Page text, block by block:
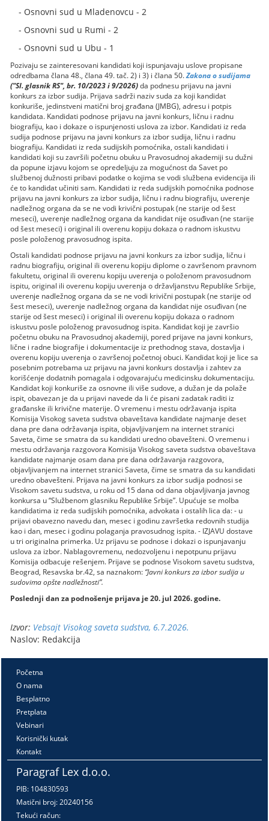
- Osnovni sud u Mladenovcu - 2
- Osnovni sud u Rumi - 2
- Osnovni sud u Ubu - 1
Pozivaju se zainteresovani kandidati koji ispunjavaju uslove propisane
odredbama člana 48., člana 49. tač. 2) i 3) i člana 50.Zakona o sudijama
("Sl. glasnik RS", br. 10/2023 i 9/2026)da podnesu prijavu na javni
konkurs za izbor sudija. Prijava sadrži naziv suda za koji kandidat
konkuriše, jedinstveni matični broj građana (JMBG), adresu i potpis
kandidata. Kandidati podnose prijavu na javni konkurs, ličnu i radnu
biografiju, kao i dokaze o ispunjenosti uslova za izbor. Kandidati iz reda
sudija podnose prijavu na javni konkurs za izbor sudija, ličnu i radnu
biografiju. Kandidati iz reda sudijskih pomoćnika, ostali kandidati i
kandidati koji su završili početnu obuku u Pravosudnoj akademiji su dužni
da popune izjavu kojom se opredeljuju za mogućnost da Savet po
službenoj dužnosti pribavi podatke o kojima se vodi službena evidencija ili
će to kandidat učiniti sam. Kandidati iz reda sudijskih pomoćnika podnose
prijavu na javni konkurs za izbor sudija, ličnu i radnu biografiju, uverenje
nadležnog organa da se ne vodi krivični postupak (ne starije od šest
meseci), uverenje nadležnog organa da kandidat nije osuđivan (ne starije
od šest meseci) i original ili overenu kopiju dokaza o radnom iskustvu
posle položenog pravosudnog ispita.
Ostali kandidati podnose prijavu na javni konkurs za izbor sudija, ličnu i
radnu biografiju, original ili overenu kopiju diplome o završenom pravnom
fakultetu, original ili overenu kopiju uverenja o položenom pravosudnom
ispitu, original ili overenu kopiju uverenja o državljanstvu Republike Srbije,
uverenje nadležnog organa da se ne vodi krivični postupak (ne starije od
šest meseci), uverenje nadležnog organa da kandidat nije osuđivan (ne
starije od šest meseci) i original ili overenu kopiju dokaza o radnom
iskustvu posle položenog pravosudnog ispita. Kandidat koji je završio
početnu obuku na Pravosudnoj akademiji, pored prijave na javni konkurs,
lične i radne biografije i dokumentacije iz prethodnog stava, dostavlja i
overenu kopiju uverenja o završenoj početnoj obuci. Kandidat koji je lice sa
posebnim potrebama uz prijavu na javni konkurs dostavlja i zahtev za
korišćenje dodatnih pomagala i odgovarajuću medicinsku dokumentaciju.
Kandidat koji konkuriše za osnovne ili više sudove, a dužan je da polaže
ispit, obavezan je da u prijavi navede da li će pisani zadatak raditi iz
građanske ili krivične materije. O vremenu i mestu održavanja ispita
Komisija Visokog saveta sudstva obaveštava kandidate najmanje deset
dana pre dana održavanja ispita, objavljivanjem na internet stranici
Saveta, čime se smatra da su kandidati uredno obavešteni. O vremenu i
mestu održavanja razgovora Komisija Visokog saveta sudstva obaveštava
kandidate najmanje osam dana pre dana održavanja razgovora,
objavljivanjem na internet stranici Saveta, čime se smatra da su kandidati
uredno obavešteni. Prijava na javni konkurs za izbor sudija podnosi se
Visokom savetu sudstva, u roku od 15 dana od dana objavljivanja javnog
konkursa u “Službenom glasniku Republike Srbije”. Upućuje se molba
kandidatima iz reda sudijskih pomoćnika, advokata i ostalih lica da: - u
prijavi obavezno navedu dan, mesec i godinu završetka redovnih studija
kao i dan, mesec i godinu polaganja pravosudnog ispita. - IZJAVU dostave
u tri originalna primerka. Uz prijavu se podnose i dokazi o ispunjavanju
uslova za izbor. Nablagovremenu, nedozvoljenu i nepotpunu prijavu
Komisija odbacuje rešenjem. Prijave se podnose Visokom savetu sudstva,
Beograd, Resavska br.42, sa naznakom: “Javni konkurs za izbor sudija u
sudovima opšte nadležnosti”.
Poslednji dan za podnošenje prijava je 20. jul 2026. godine.
Izvor: Vebsajt Visokog saveta sudstva, 6.7.2026.
Naslov: Redakcija
Početna
O nama
Besplatno
Pretplata
Vebinari
Korisnički kutak
Kontakt
Paragraf Lex d.o.o.
PIB: 104830593
Matični broj: 20240156
Tekući račun: